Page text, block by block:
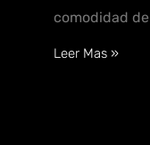
comodidad de
Leer Mas »